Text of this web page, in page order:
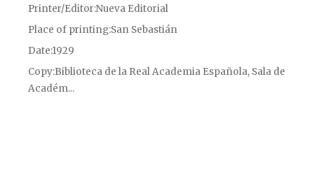
Printer/Editor Nueva Editorial
Place of printingSan Sebastián
Date1929
CopyBiblioteca de la Real Academia Española, Sala de
Académ...